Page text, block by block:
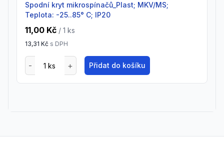
Spodní kryt mikrospínačů_Plast; MKV/MS;
Teplota: -25..85° C; IP20
11,00 Kč / 1 ks
13,31 Kč s DPH
Přidat do košíku